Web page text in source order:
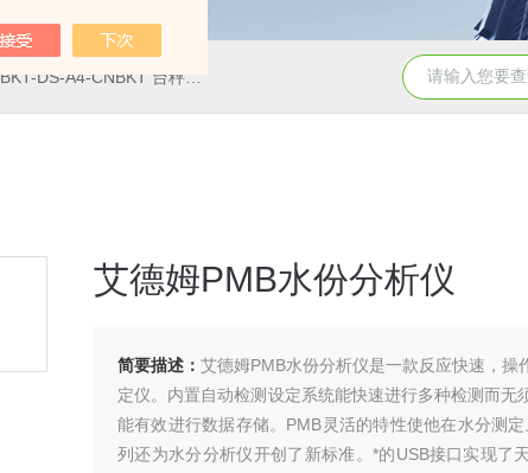
BKT-DS-A4-CNBKT 台秤、落地秤 BCT-DS-A4-CNBCT 平台、
艾德姆PMB水份分析仪
简要描述： 艾德姆PMB水份分析仪是一款反应快速，操
定仪。内置自动检测设定系统能快速进行多种检测而无
能有效进行数据存储。PMB灵活的特性使他在水分测
列还为水分分析仪开创了新标准。*的USB接口实现了